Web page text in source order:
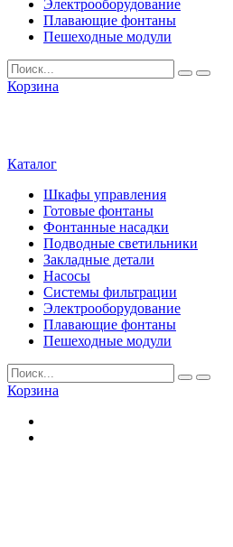
Электрооборудование
Плавающие фонтаны
Пешеходные модули
Корзина
Каталог
Шкафы управления
Готовые фонтаны
Фонтанные насадки
Подводные светильники
Закладные детали
Насосы
Системы фильтрации
Электрооборудование
Плавающие фонтаны
Пешеходные модули
Корзина